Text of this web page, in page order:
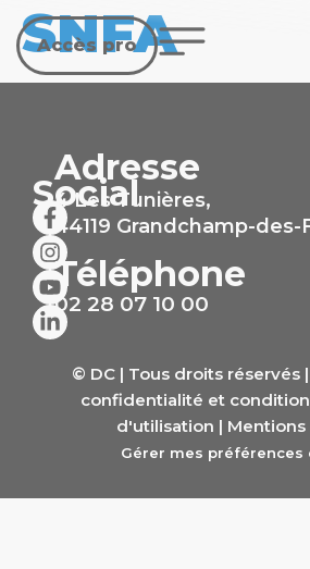
Accès pro
SNFA
Social
Adresse
4 Les Tunières,
44119 Grandchamp-
Téléphone
02 28 07 10 00
© DC | Tous droits réservés |
confidentialité et
d'utilisation |
Gérer mes préférences